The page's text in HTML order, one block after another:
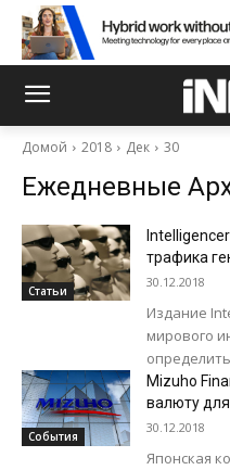
Домой 2018 Дек 30
Ежедневные
Статьи
трафика
30.12.2018
Издание
мирового
боты. По
ссылается
менее 60%...
События
Mizuho
валюту
30.12.2018
Японская